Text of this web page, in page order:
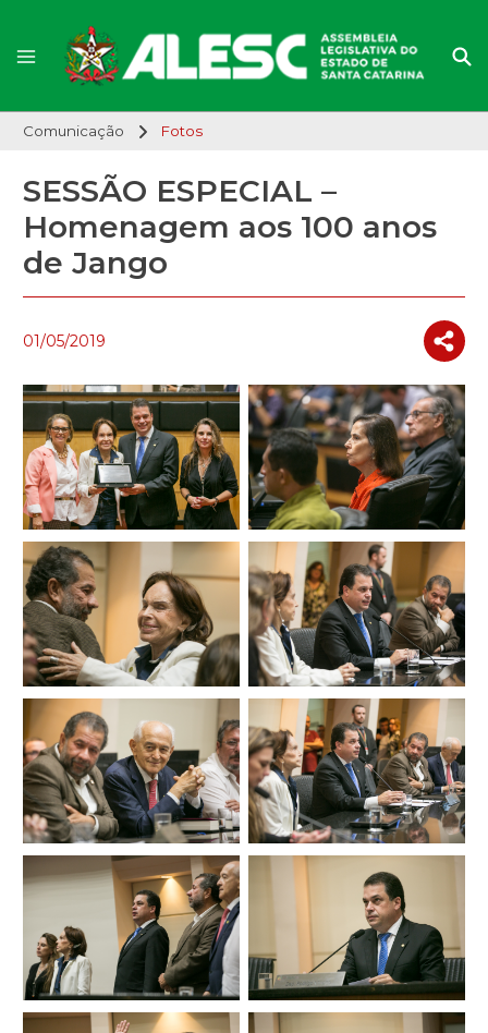
Comunicação Fotos
SESSÃO ESPECIAL –
Homenagem aos 100 anos
de Jango
01/05/2019